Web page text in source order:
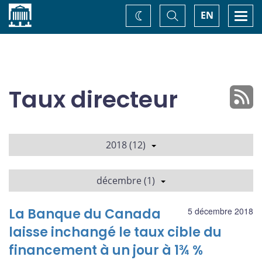
Accueil EN
Basculer
la
recherche
Changez
de
Taux directeur
2018 (12)
décembre (1)
5 décembre 2018
La Banque du Canada
laisse inchangé le taux cible du
financement à un jour à 1¾ %